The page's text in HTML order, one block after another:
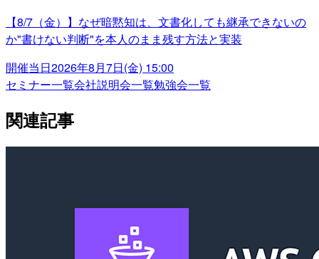
【8/7（金）】なぜ暗黙知は、文書化しても継承できないの
か"書けない判断"を本人のまま残す方法と実装
開催当日2026年8月7日(金) 15:00
セミナー一覧会社説明会一覧勉強会一覧
関連記事